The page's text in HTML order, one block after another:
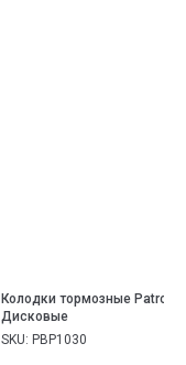
Колодки тормозные Patron
Дисковые
SKU: PBP1030